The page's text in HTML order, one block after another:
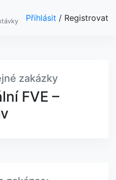
Přihlásit / Registrovat
zakázky
FVE –